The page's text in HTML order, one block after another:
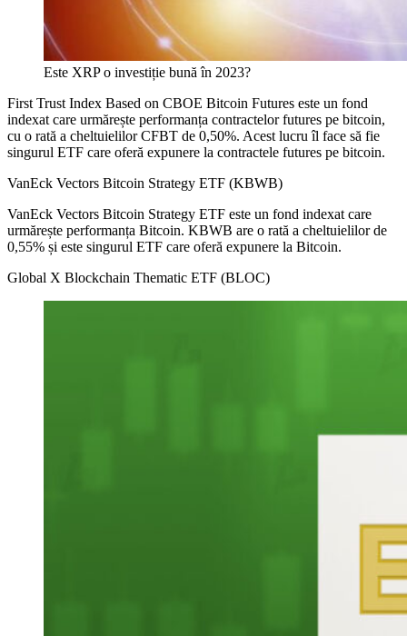
Este XRP o investiție bună în 2023?
First Trust Index Based on CBOE Bitcoin Futures este un fond
indexat care urmărește performanța contractelor futures pe bitcoin,
cu o rată a cheltuielilor CFBT de 0,50%. Acest lucru îl face să fie
singurul ETF care oferă expunere la contractele futures pe bitcoin.
VanEck Vectors Bitcoin Strategy ETF (KBWB)
VanEck Vectors Bitcoin Strategy ETF este un fond indexat care
urmărește performanța Bitcoin. KBWB are o rată a cheltuielilor de
0,55% și este singurul ETF care oferă expunere la Bitcoin.
Global X Blockchain Thematic ETF (BLOC)